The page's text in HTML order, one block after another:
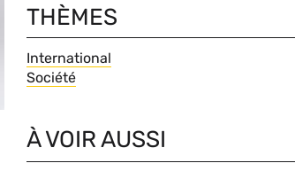
date
THÈMES
Thèmes
International
Société
À VOIR AUSSI